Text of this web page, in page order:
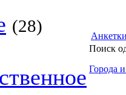
(28)
Поиск
Города